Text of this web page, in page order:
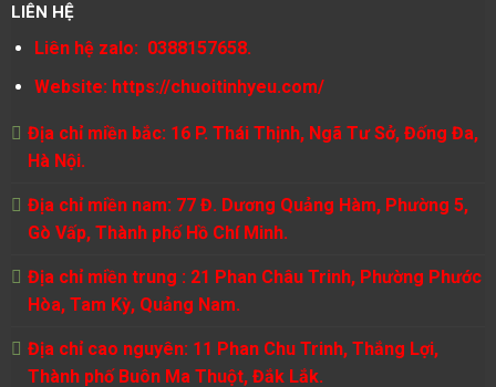
LIÊN HỆ
Liên hệ zalo: 0388157658.
Website: https://chuoitinhyeu.com/
Địa chỉ miền bắc: 16 P. Thái Thịnh, Ngã Tư Sở, Đống Đa,
Hà Nội.
Địa chỉ miền nam: 77 Đ. Dương Quảng Hàm, Phường 5,
Gò Vấp, Thành phố Hồ Chí Minh.
Địa chỉ miền trung : 21 Phan Châu Trinh, Phường Phước
Hòa, Tam Kỳ, Quảng Nam.
Địa chỉ cao nguyên: 11 Phan Chu Trinh, Thắng Lợi,
Thành phố Buôn Ma Thuột, Đắk Lắk.